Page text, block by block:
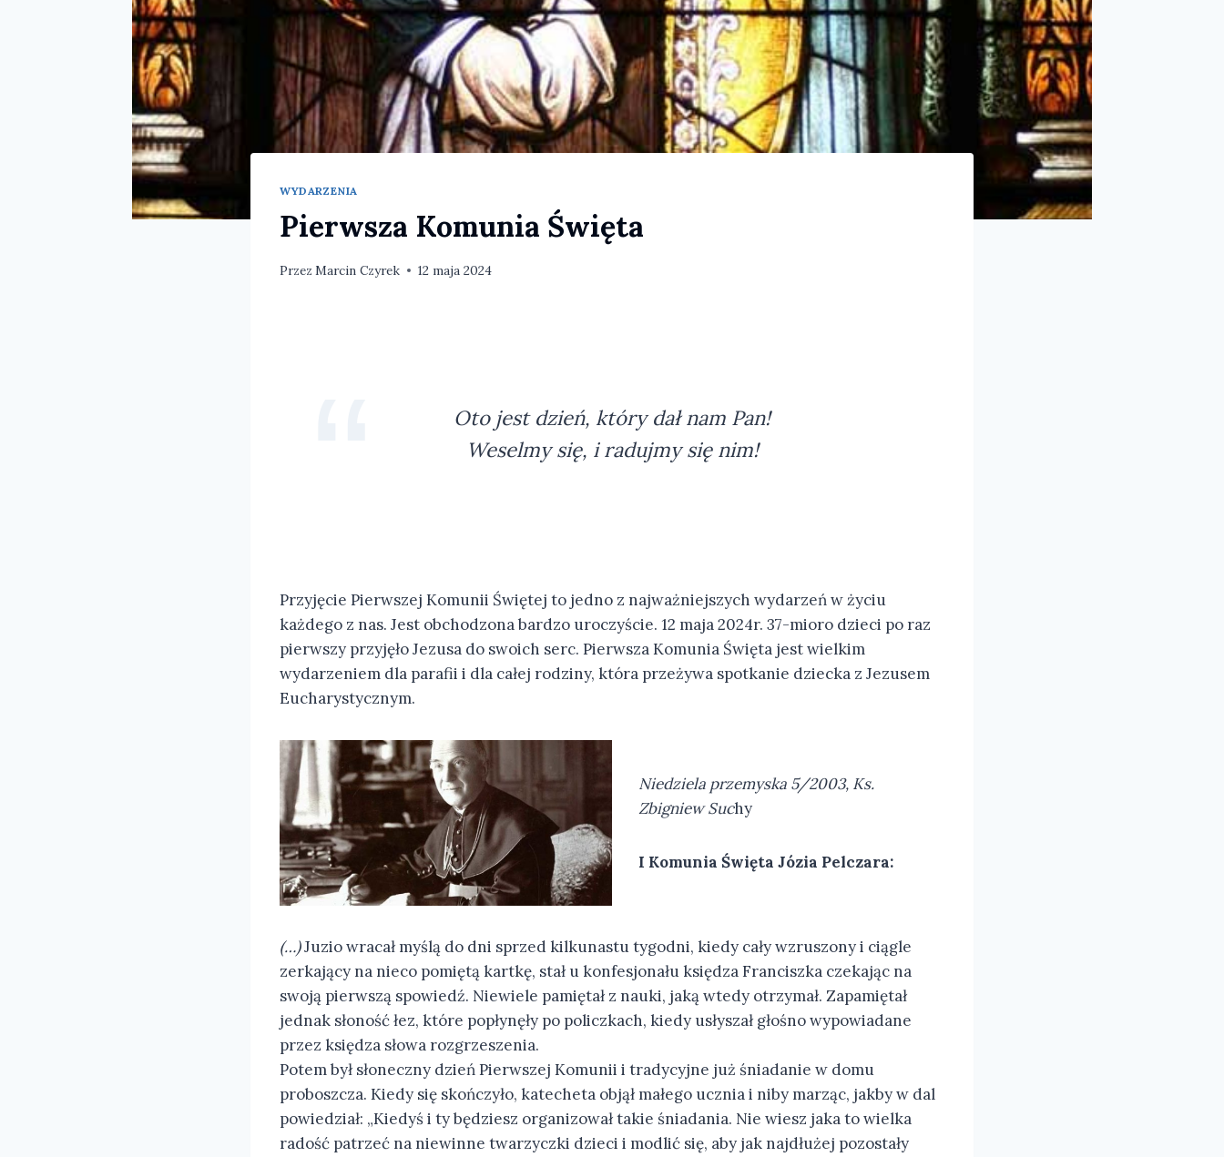
WYDARZENIA
Pierwsza Komunia Święta
Przez Marcin Czyrek 12 maja 2024
Oto jest dzień, który dał nam Pan!
Weselmy się, i radujmy się nim!
Przyjęcie Pierwszej Komunii Świętej to jedno z najważniejszych wydarzeń w życiu
każdego z nas. Jest obchodzona bardzo uroczyście. 12 maja 2024r. 37-mioro dzieci po raz
pierwszy przyjęło Jezusa do swoich serc. Pierwsza Komunia Święta jest wielkim
wydarzeniem dla parafii i dla całej rodziny, która przeżywa spotkanie dziecka z Jezusem
Eucharystycznym.
Niedziela przemyska 5/2003, Ks.
Zbigniew Suchy
I Komunia Święta Józia Pelczara:
(…)Juzio wracał myślą do dni sprzed kilkunastu tygodni, kiedy cały wzruszony i ciągle
zerkający na nieco pomiętą kartkę, stał u konfesjonału księdza Franciszka czekając na
swoją pierwszą spowiedź. Niewiele pamiętał z nauki, jaką wtedy otrzymał. Zapamiętał
jednak słoność łez, które popłynęły po policzkach, kiedy usłyszał głośno wypowiadane
przez księdza słowa rozgrzeszenia.
Potem był słoneczny dzień Pierwszej Komunii i tradycyjne już śniadanie w domu
proboszcza. Kiedy się skończyło, katecheta objął małego ucznia i niby marząc, jakby w dal
powiedział: „Kiedyś i ty będziesz organizował takie śniadania. Nie wiesz jaka to wielka
radość patrzeć na niewinne twarzyczki dzieci i modlić się, aby jak najdłużej pozostały